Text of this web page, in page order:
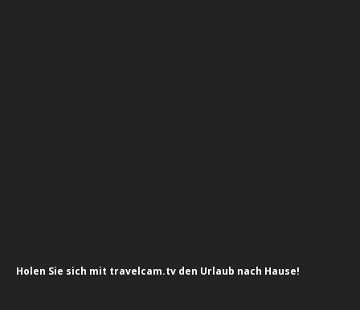
Holen Sie sich mit travelcam.tv den Urlaub nach Hause!